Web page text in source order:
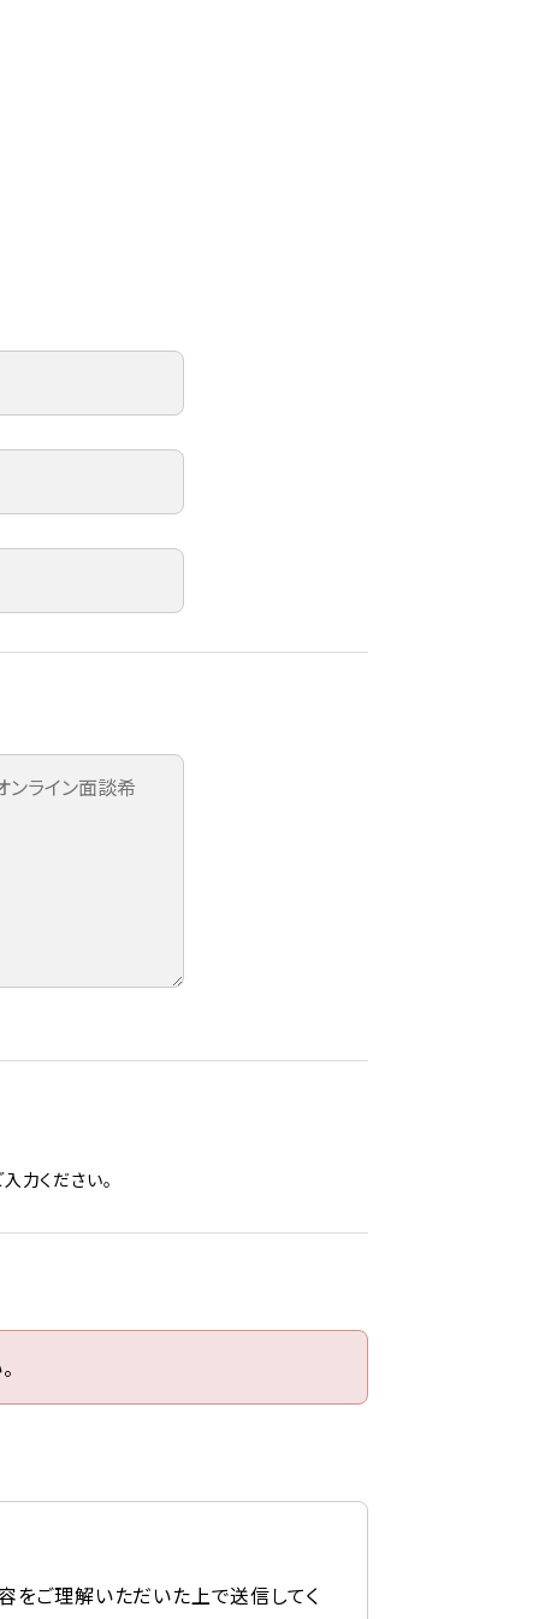
力ください。
をご理解いただいた上で送信してく